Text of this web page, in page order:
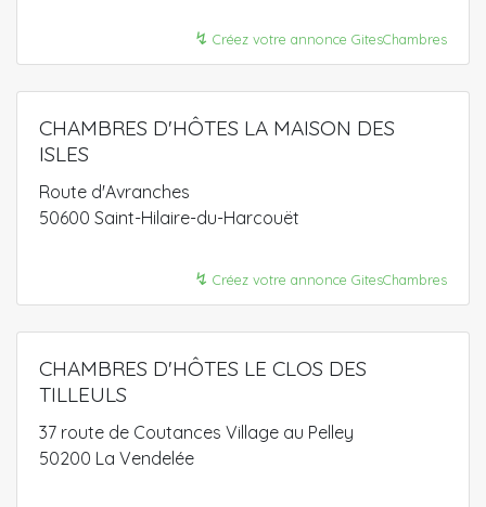
↯ Créez votre annonce GitesChambres
CHAMBRES D'HÔTES LA MAISON DES
ISLES
Route d'Avranches
50600 Saint-Hilaire-du-Harcouët
↯ Créez votre annonce GitesChambres
CHAMBRES D'HÔTES LE CLOS DES
TILLEULS
37 route de Coutances Village au Pelley
50200 La Vendelée